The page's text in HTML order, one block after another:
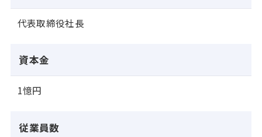
代表取締役社長
資本金
1憶円
従業員数